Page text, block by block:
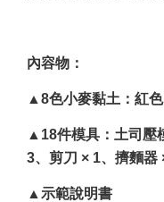
內容物：
▲ 8色小麥黏土：紅
▲ 18件模具：土司壓
3、剪刀 × 1、擠麵器
▲ 示範說明書